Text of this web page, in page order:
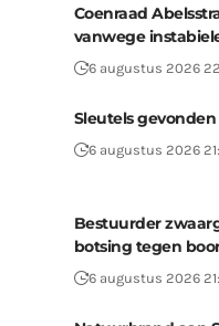
Coenraad
vanwege
6 augustus 2026
Sleutels gevonden
6 augustus 2026
Bestuurder
botsing tegen
6 augustus 2026